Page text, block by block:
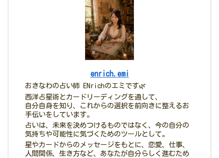
enrich.emi
おきなわの占い師 ENrichのエミです🌿
西洋占星術とカードリーディングを通して、
自分自身を知り、これからの選択を前向きに整えるお
手伝いをしています。
占いは、未来を決めつけるものではなく、今の自分の
気持ちや可能性に気づくためのツールとして。
星やカードからのメッセージをもとに、恋愛、仕事、
人間関係、生き方など、あなたが自分らしく進むため